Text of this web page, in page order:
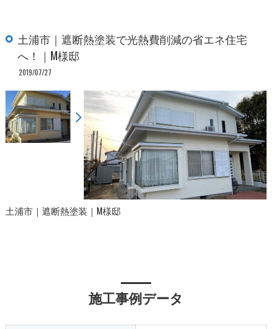
土浦市｜遮断熱塗装で光熱費削減の省エネ住宅
へ！｜M様邸
2019/07/27
土浦市｜遮断熱塗装｜M様邸
施工事例データ